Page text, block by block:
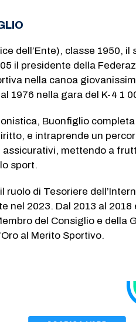
dell’Ente), classe 1950,
il presidente della
nella canoa
1976 nella gara del K-4 1
Buonfiglio
e intraprende un
mettendo a
sport.
ruolo di Tesoriere
nel 2023. Dal 2013 al
del Consiglio e della
al Merito Sportivo.